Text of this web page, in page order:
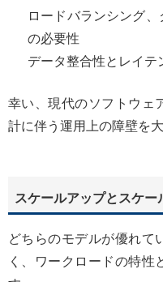
ロードバランシング
の必要性
データ整合性とレイテ
幸い、現代のソフトウェ
計に伴う運用上の障壁を
スケールアップとスケー
どちらのモデルが優れて
く、ワークロードの特性